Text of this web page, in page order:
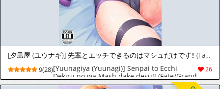
[夕凪屋 (ユウナギ)] 先輩とエッチできるのはマシュだけです!! (Fate/Grand Order) [ポルトガル翻訳][DL版]
26
9(28)[Yuunagiya (Yuunagi)] Senpai to Ecchi
Dekiru no wa Mash dake desu!! (Fate/Grand
Order) [Portuguese-BR] [Digital]